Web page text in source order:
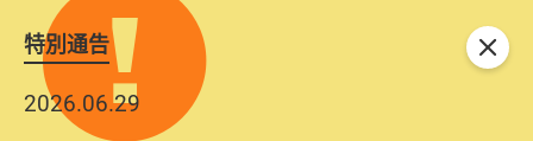
特別通告
2026.06.29
关闭